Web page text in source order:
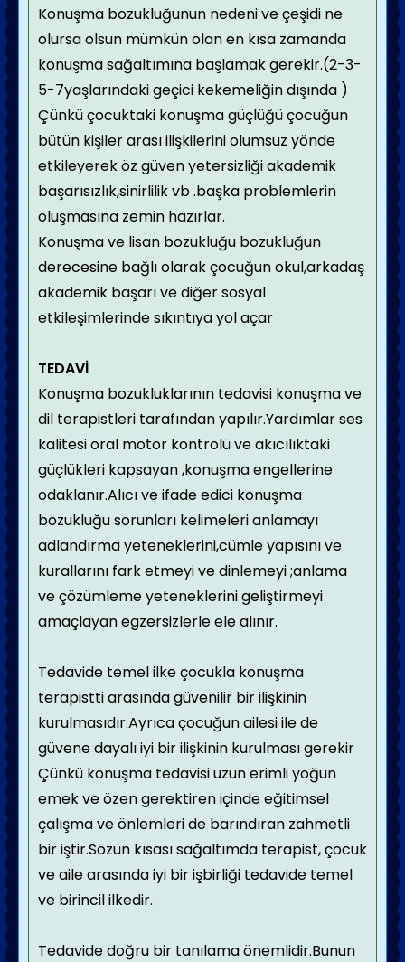
Konuşma bozukluğunun nedeni ve çeşidi ne
olursa olsun mümkün olan en kısa zamanda
konuşma sağaltımına başlamak gerekir.(2-3-
5-7yaşlarındaki geçici kekemeliğin dışında )
Çünkü çocuktaki konuşma güçlüğü çocuğun
bütün kişiler arası ilişkilerini olumsuz yönde
etkileyerek öz güven yetersizliği akademik
başarısızlık,sinirlilik vb .başka problemlerin
oluşmasına zemin hazırlar.
Konuşma ve lisan bozukluğu bozukluğun
derecesine bağlı olarak çocuğun okul,arkadaş
akademik başarı ve diğer sosyal
etkileşimlerinde sıkıntıya yol açar
TEDAVİ
Konuşma bozukluklarının tedavisi konuşma ve
dil terapistleri tarafından yapılır.Yardımlar ses
kalitesi oral motor kontrolü ve akıcılıktaki
güçlükleri kapsayan ,konuşma engellerine
odaklanır.Alıcı ve ifade edici konuşma
bozukluğu sorunları kelimeleri anlamayı
adlandırma yeteneklerini,cümle yapısını ve
kurallarını fark etmeyi ve dinlemeyi ;anlama
ve çözümleme yeteneklerini geliştirmeyi
amaçlayan egzersizlerle ele alınır.
Tedavide temel ilke çocukla konuşma
terapistti arasında güvenilir bir ilişkinin
kurulmasıdır.Ayrıca çocuğun ailesi ile de
güvene dayalı iyi bir ilişkinin kurulması gerekir
Çünkü konuşma tedavisi uzun erimli yoğun
emek ve özen gerektiren içinde eğitimsel
çalışma ve önlemleri de barındıran zahmetli
bir iştir.Sözün kısası sağaltımda terapist, çocuk
ve aile arasında iyi bir işbirliği tedavide temel
ve birincil ilkedir.
Tedavide doğru bir tanılama önemlidir.Bunun